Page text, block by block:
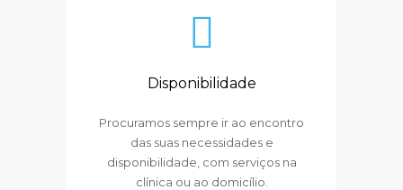
Disponibilidade
Procuramos sempre ir ao encontro
das suas necessidades e
disponibilidade, com serviços na
clínica ou ao domicílio.